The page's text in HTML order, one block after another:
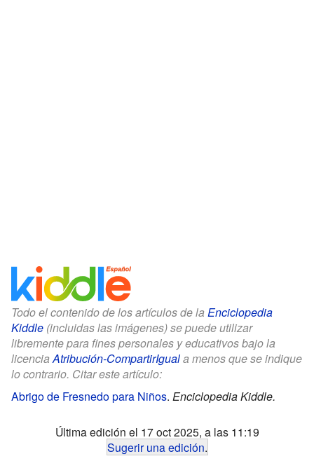
Todo el contenido de los artículos de la Enciclopedia
Kiddle (incluidas las imágenes) se puede utilizar
libremente para fines personales y educativos bajo la
licenciaAtribución-CompartirIguala menos que se indique
lo contrario. Citar este artículo:
Abrigo de Fresnedo para Niños. Enciclopedia Kiddle.
Última edición el 17 oct 2025, a las 11:19
Sugerir una edición.